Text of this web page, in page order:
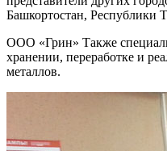
Башкортостан, Республики
ООО «Грин» Также
хранении, переработке и
металлов.